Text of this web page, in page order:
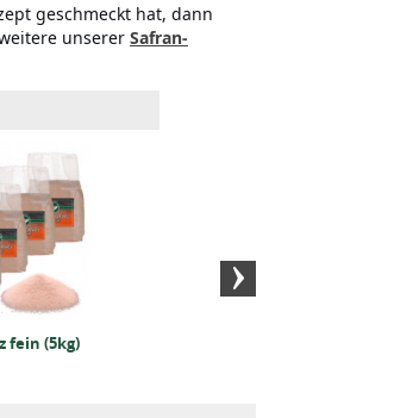
geschmeckt hat, dann
unserer Safran-
fein (5kg)